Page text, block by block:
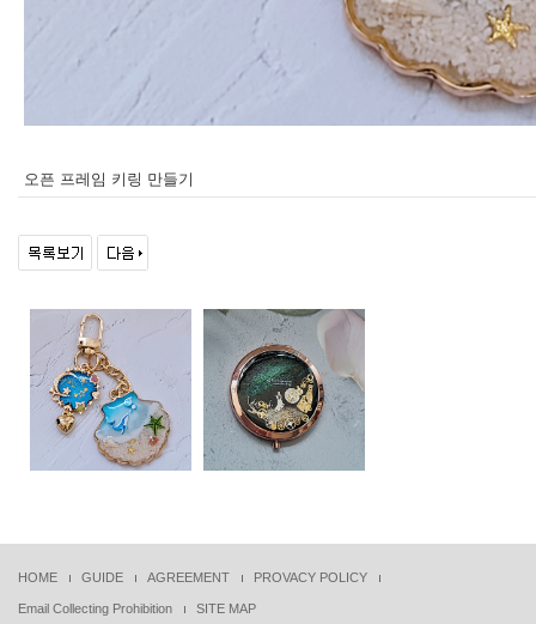
오픈 프레임 키링 만들기
HOME GUIDE AGREEMENT PROVACY POLICY
Email Collecting Prohibition SITE MAP